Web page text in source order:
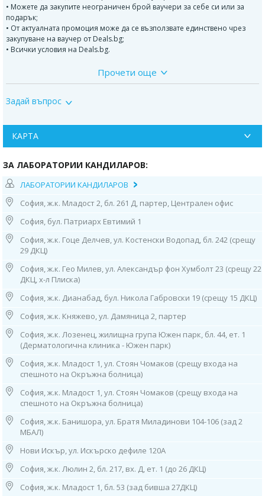
• Можете да закупите неограничен брой ваучери за себе си или за
подарък;
• От актуалната промоция може да се възползвате единствено чрез
закупуване на ваучер от Deals.bg;
• Всички условия на Deals.bg.
ДОПЪЛНИТЕЛНА ИНФОРМАЦИЯ:
присъствието на рак на панкреаса, но също така и злокачествени
маркер се получава от атипични клетки директно в панкреаса.
Неговата концентрация може също да се увеличи в муковисцидоза и
242 и CA 19-9 е с голяма диагностична стойност.
Индикации за извършване на теста:
Кистични образувания;
Псевдотуморен панкреатит;
Доброкачествена неоплазма;
Подозрителни симптоми, характерни за рака на панкреаса;
Скринингов преглед на пълнотата на туморната ексцизия;
Мониторинг на ефективността на противораковата терапия;
Прогнозиране на развитието на рака;
Откриването на предклинични метастази или онкоциди.
Важи за: София, Варна, Пловдив, Велико Търново, Сандански,
Благоевград, Гоце Делчев, Добрич, Разлог, Търговище, Шумен,
Козлодуй, Кресна
РЕЗУЛТАТИ ЧЕТВЪРТЪК ДО КРАЯ НА РАБОТНИЯ ДЕН!
1. София, ул. “Бузлуджа” 64
тел: 0885 252 467, 02/952 21 36
Работно време:
07.30ч до 19.00ч /от понеделник до петък/;
8.30ч-14.30ч /събота и неделя/
2. София, бул. “Патриарх Евтимий" 1
МЦ “Юмедис”, ет. 2 (до кино "Одеон")
тел: 0884 221 403
Работно време:
08.00ч до 16.00ч /от понеделник до петък/
Прочети още
Задай въпрос
КАРТА
ЗА ЛАБОРАТОРИИ КАНДИЛАРОВ:
ЛАБОРАТОРИИ КАНДИЛАРОВ
София, ж.к. Младост 2, бл. 261 Д, партер, Централен офис
София, бул. Патриарх Евтимий 1
София, ж.к. Гоце Делчев, ул. Костенски Водопад, бл. 242 (срещу
29 ДКЦ)
София, ж.к. Гео Милев, ул. Александър фон Хумболт 23 (срещу 22
ДКЦ, х-л Плиска)
София, ж.к. Дианабад, бул. Никола Габровски 19 (срещу 15 ДКЦ)
София, ж.к. Княжево, ул. Дамяница 2, партер
София, ж.к. Лозенец, жилищна група Южен парк, бл. 44, ет. 1
(Дерматологична клиника - Южен парк)
София, ж.к. Младост 1, ул. Стоян Чомаков (срещу входа на
спешното на Окръжна болница)
София, ж.к. Младост 1, ул. Стоян Чомаков (срещу входа на
спешното на Окръжна болница)
София, ж.к. Банишора, ул. Братя Миладинови 104-106 (зад 2
МБАЛ)
Нови Искър, ул. Искърско дефиле 120А
София, ж.к. Люлин 2, бл. 217, вх. Д, ет. 1 (до 26 ДКЦ)
София, ж.к. Младост 1, бл. 53 (зад бивша 27ДКЦ)